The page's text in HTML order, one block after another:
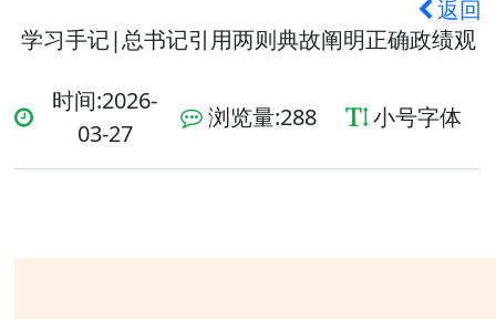
返回
学习手记|总书记引用两则典故阐明正确政绩观
时间:2026-
03-27
浏览量:288 小号字体